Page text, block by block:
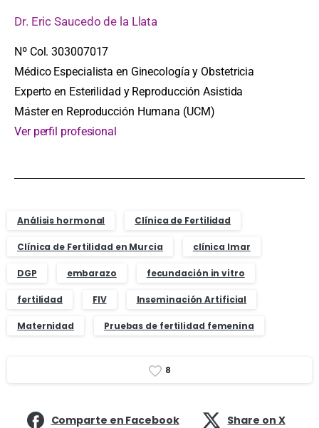
Dr. Eric Saucedo de la Llata
Nº Col. 303007017
Médico Especialista en Ginecología y Obstetricia
Experto en Esterilidad y Reproducción Asistida
Máster en Reproducción Humana (UCM)
Ver perfil profesional
Análisis hormonal Clínica de Fertilidad
Clínica de Fertilidad en Murcia clínica Imar
DGP embarazo fecundación in vitro
fertilidad FIV Inseminación Artificial
Maternidad Pruebas de fertilidad femenina
8
Comparte en Facebook Share on X